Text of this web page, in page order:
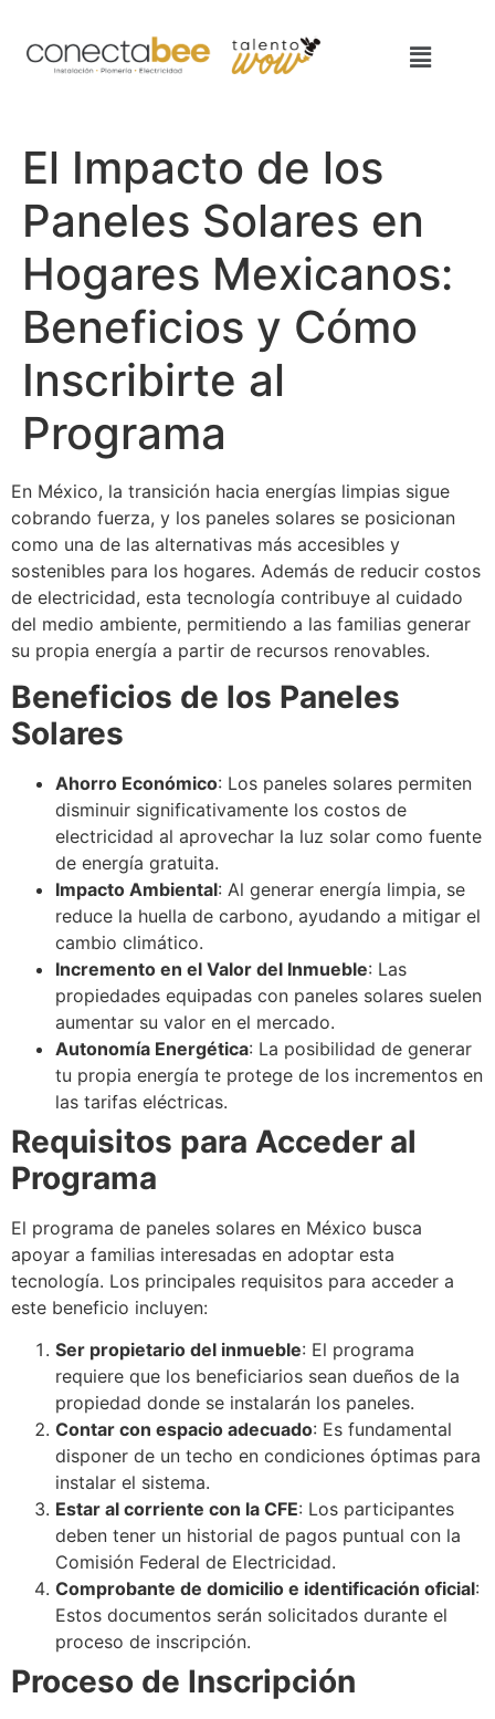
El Impacto de los
Paneles Solares en
Hogares Mexicanos:
Beneficios y Cómo
Inscribirte al
Programa
En México, la transición hacia energías limpias sigue
cobrando fuerza, y los paneles solares se posicionan
como una de las alternativas más accesibles y
sostenibles para los hogares. Además de reducir costos
de electricidad, esta tecnología contribuye al cuidado
del medio ambiente, permitiendo a las familias generar
su propia energía a partir de recursos renovables.
Beneficios de los Paneles
Solares
Ahorro Económico: Los paneles solares permiten
disminuir significativamente los costos de
electricidad al aprovechar la luz solar como fuente
de energía gratuita.
Impacto Ambiental: Al generar energía limpia, se
reduce la huella de carbono, ayudando a mitigar el
cambio climático.
Incremento en el Valor del Inmueble: Las
propiedades equipadas con paneles solares suelen
aumentar su valor en el mercado.
Autonomía Energética: La posibilidad de generar
tu propia energía te protege de los incrementos en
las tarifas eléctricas.
Requisitos para Acceder al
Programa
El programa de paneles solares en México busca
apoyar a familias interesadas en adoptar esta
tecnología. Los principales requisitos para acceder a
este beneficio incluyen:
Ser propietario del inmueble: El programa
requiere que los beneficiarios sean dueños de la
propiedad donde se instalarán los paneles.
Contar con espacio adecuado: Es fundamental
disponer de un techo en condiciones óptimas para
instalar el sistema.
Estar al corriente con la CFE: Los participantes
deben tener un historial de pagos puntual con la
Comisión Federal de Electricidad.
Comprobante de domicilio e identificación oficial:
Estos documentos serán solicitados durante el
proceso de inscripción.
Proceso de Inscripción